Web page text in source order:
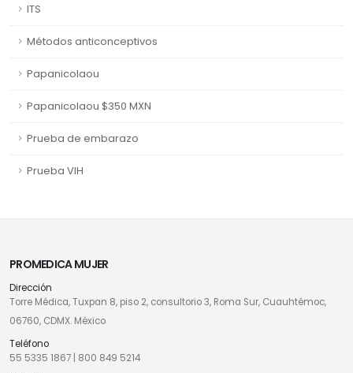
ITS
Métodos anticonceptivos
Papanicolaou
Papanicolaou $350 MXN
Prueba de embarazo
Prueba VIH
PROMEDICA MUJER
Dirección
Torre Médica, Tuxpan 8, piso 2, consultorio 3, Roma Sur, Cuauhtémoc,
06760, CDMX. México
Teléfono
55 5335 1867
800 849 5214